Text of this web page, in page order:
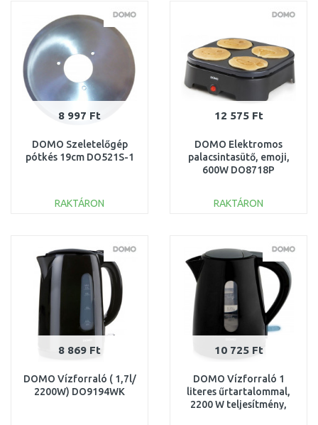
Összehasonlítás Összehasonlítás
8 997 Ft
DOMO Szeletelőgép
pótkés 19cm DO521S-1
RAKTÁRON
Összehasonlítás
12 575 Ft
DOMO Elektromos
palacsintasütő, emoji,
600W DO8718P
RAKTÁRON
Összehasonlítás
8 869 Ft
DOMO Vízforraló ( 1,7l/
2200W) DO9194WK
10 725 Ft
DOMO Vízforraló 1
literes űrtartalommal,
2200 W teljesítmény,